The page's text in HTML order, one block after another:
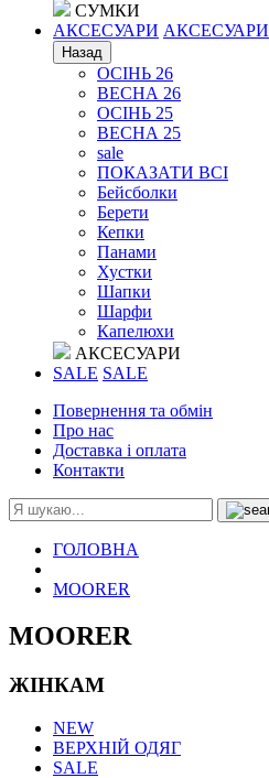
СУМКИ
АКСЕСУАРИ АКСЕСУАРИ
Назад
ОСІНЬ 26
ВЕСНА 26
ОСІНЬ 25
ВЕСНА 25
sale
ПОКАЗАТИ ВСІ
Бейсболки
Берети
Кепки
Панами
Хустки
Шапки
Шарфи
Капелюхи
АКСЕСУАРИ
SALE SALE
Повернення та обмін
Про нас
Доставка і оплата
Контакти
ГОЛОВНА
MOORER
MOORER
ЖІНКАМ
NEW
ВЕРХНІЙ ОДЯГ
SALE